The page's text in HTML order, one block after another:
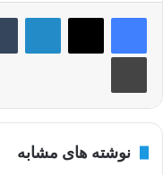
لینکدین
چاپ
نوشته های مشابه